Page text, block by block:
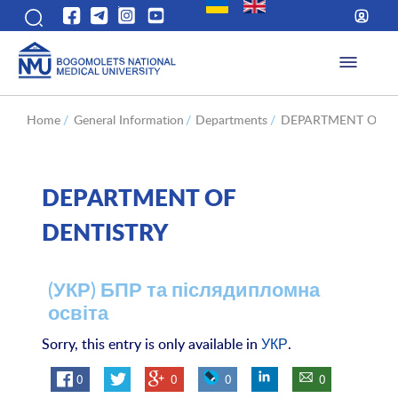
Home / General Information / Departments / DEPARTMENT OF
DEPARTMENT OF
DENTISTRY
(УКР) БПР та післядипломна
освіта
Sorry, this entry is only available in УКР.
0 0 0 0